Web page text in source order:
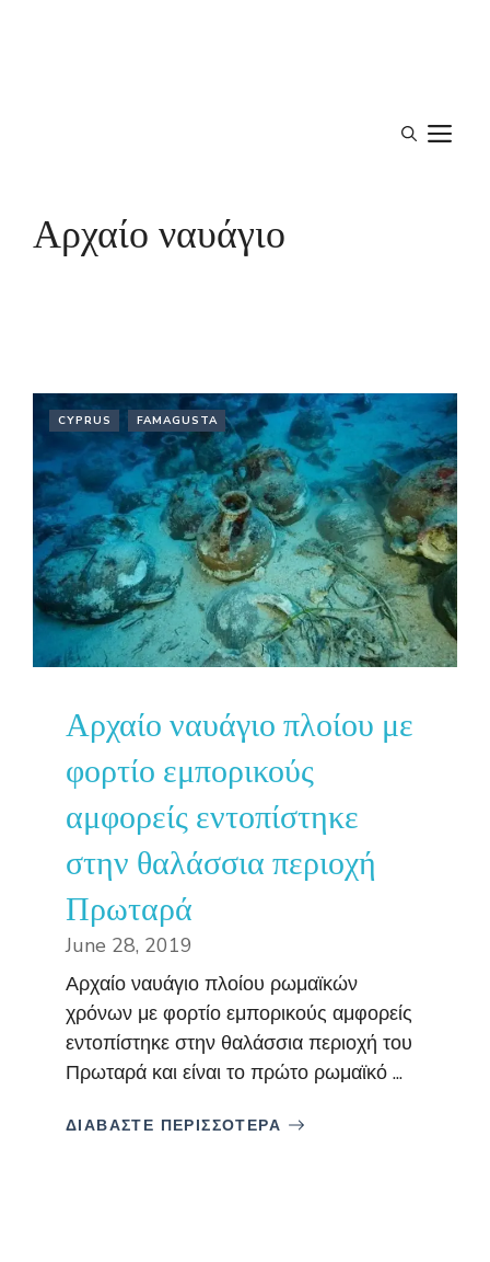
Αρχαίο ναυάγιο
CYPRUS FAMAGUSTA
Αρχαίο ναυάγιο πλοίου με
φορτίο εμπορικούς
αμφορείς εντοπίστηκε
στην θαλάσσια περιοχή
Πρωταρά
June 28, 2019
Αρχαίο ναυάγιο πλοίου ρωμαϊκών
χρόνων με φορτίο εμπορικούς αμφορείς
εντοπίστηκε στην θαλάσσια περιοχή του
Πρωταρά και είναι το πρώτο ρωμαϊκό ...
ΔΙΑΒΑΣΤΕ ΠΕΡΙΣΣΟΤΕΡΑ